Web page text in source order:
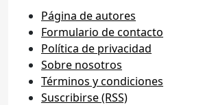
Página de autores
Formulario de contacto
Política de privacidad
Sobre nosotros
Términos y condiciones
Suscribirse (RSS)